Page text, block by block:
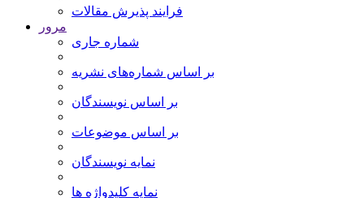
فرایند پذیرش مقالات
مرور
شماره جاری
بر اساس شماره‌های نشریه
بر اساس نویسندگان
بر اساس موضوعات
نمایه نویسندگان
نمایه کلیدواژه ها